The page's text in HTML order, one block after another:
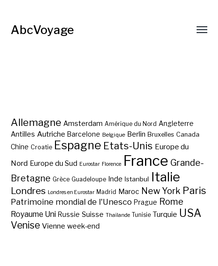
AbcVoyage
Allemagne Amsterdam Amérique du Nord Angleterre
Antilles Autriche Barcelone Belgique Berlin Bruxelles Canada
Chine Croatie Espagne Etats-Unis Europe du
Nord Europe du Sud Eurostar Florence France Grande-
Bretagne Grèce Guadeloupe Inde Istanbul Italie
Londres Londres en Eurostar Madrid Maroc New York Paris
Patrimoine mondial de l'Unesco Prague Rome
Royaume Uni Russie Suisse Thaïlande Tunisie Turquie USA
Venise Vienne week-end